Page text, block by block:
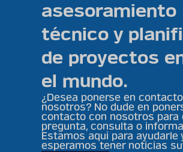
asesoramiento
técnico y
de proyectos
el mundo.
¿Desea ponerse en
nosotros? No dude en
contacto con nosotros para
pregunta, consulta o
Estamos aquí para ayudarle
esperamos tener noticias